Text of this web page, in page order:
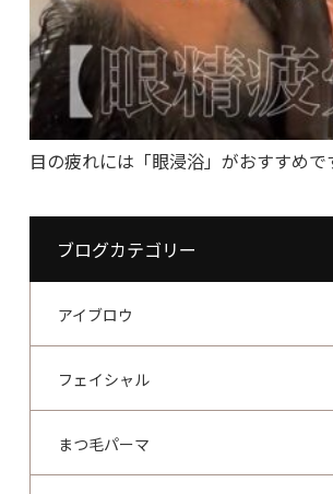
目の疲れには「眼浸浴」がおすすめ
ブログカテゴリー
アイブロウ
フェイシャル
まつ毛パーマ